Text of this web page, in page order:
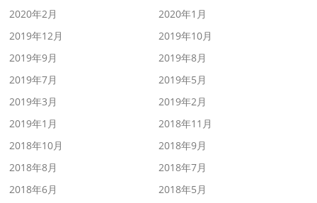
2020年2月
2020年1月
2019年12月
2019年10月
2019年9月
2019年8月
2019年7月
2019年5月
2019年3月
2019年2月
2019年1月
2018年11月
2018年10月
2018年9月
2018年8月
2018年7月
2018年6月
2018年5月